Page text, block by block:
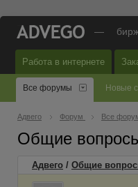
—
Работа в интернете
Все форумы Новые
Адвего Форум Все
Общие
Адвего / Общие